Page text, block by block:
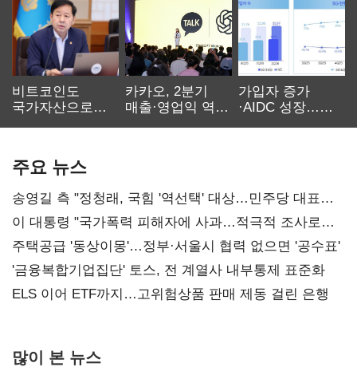
비트코인도
국가자산으로…'
카카오, 2분기
매출·영업익 역대
가입자 증가
·AIDC 성장…
주요 뉴스
송영길 측 "정청래, 국힘 '역선택' 대상…민주당 대표로
총선 지휘 못해"
이 대통령 "국가폭력 피해자에 사과…적극적 조사로
진실 밝혀야"
주택공급 '동상이몽'…정부·서울시 협력 없으면 '공수표'
'금융복합기업집단' 토스, 전 계열사 내부통제 표준화
ELS 이어 ETF까지…고위험상품 판매 제동 걸린 은행
많이 본 뉴스